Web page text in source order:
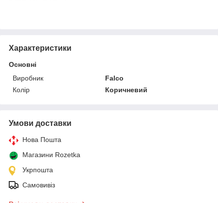
Характеристики
Основні
Виробник
Falco
Колір
Коричневий
Умови доставки
Нова Пошта
Магазини Rozetka
Укрпошта
Самовивіз